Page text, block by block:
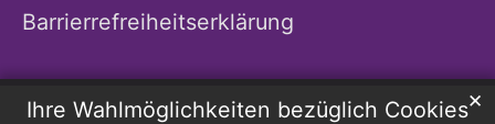
Ihre Wahlmöglichkeiten bezüglich Cookies✕
Barrierrefreiheitserklärung